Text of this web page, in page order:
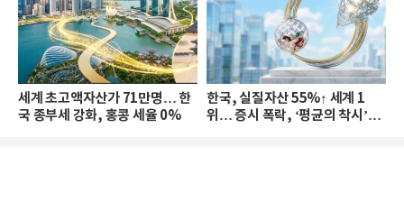
세계 초고액자산가 71만명… 한
국 종부세 강화, 홍콩 세율 0%
한국, 실질자산 55%↑ 세계 1
위… 증시 폭락, ‘평균의 착시’와